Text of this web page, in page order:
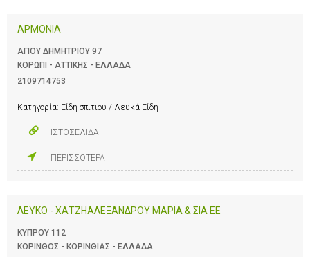
ΑΡΜΟΝΙΑ
ΑΓΙΟΥ ΔΗΜΗΤΡΙΟΥ 97
ΚΟΡΩΠΙ - ΑΤΤΙΚΗΣ - ΕΛΛΑΔΑ
2109714753
Κατηγορία: Είδη σπιτιού / Λευκά Είδη
ΙΣΤΟΣΕΛΙΔΑ
ΠΕΡΙΣΣΟΤΕΡΑ
ΛΕΥΚΟ - ΧΑΤΖΗΑΛΕΞΑΝΔΡΟΥ ΜΑΡΙΑ & ΣΙΑ ΕΕ
ΚΥΠΡΟΥ 112
ΚΟΡΙΝΘΟΣ - ΚΟΡΙΝΘΙΑΣ - ΕΛΛΑΔΑ